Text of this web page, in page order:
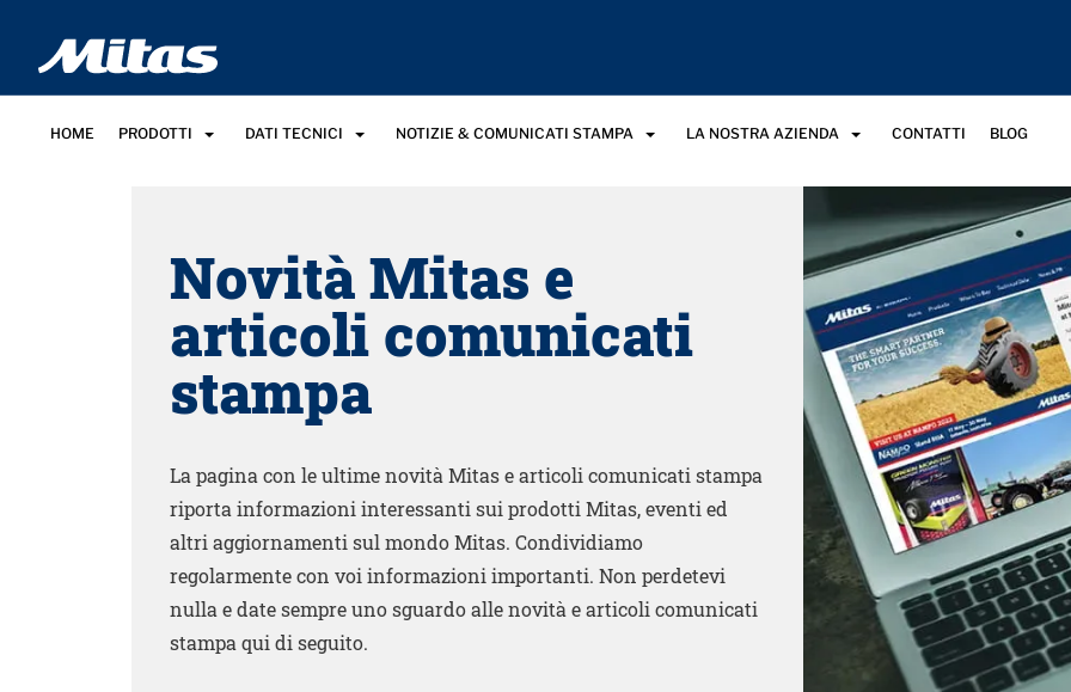
HOME PRODOTTI DATI TECNICI NOTIZIE & COMUNICATI STAMPA LA NOSTRA AZIENDA CONTATTI BLOG
Novità Mitas e
articoli comunicati
stampa
La pagina con le ultime novità Mitas e articoli comunicati stampa
riporta informazioni interessanti sui prodotti Mitas, eventi ed
altri aggiornamenti sul mondo Mitas. Condividiamo
regolarmente con voi informazioni importanti. Non perdetevi
nulla e date sempre uno sguardo alle novità e articoli comunicati
stampa qui di seguito.